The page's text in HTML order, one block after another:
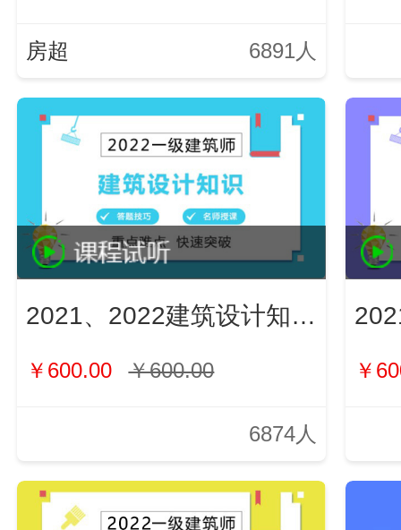
房超 6891人
2021、2022建筑设计知识（新）
￥600.00 ￥600.00
6874人
￥